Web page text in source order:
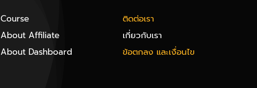
Course
About Affiliate
About Dashboard
ติดต่อเรา
เกี่ยวกับเรา
ข้อตกลง และเงื่อนไข